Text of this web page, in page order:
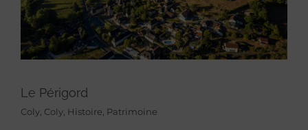
Le Périgord
Coly, Coly, Histoire, Patrimoine